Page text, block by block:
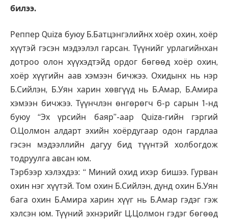
билээ.
Реппер Quiza буюу Б.Батцэнгэлийнх хоёр охин, хоёр
хүүтэй гэсэн мэдээлэл гарсан. Түүнийг урлагийнхан
дотроо олон хүүхэдтэйд ордог бөгөөд хоёр охин,
хоёр хүүгийн аав хэмээн бичжээ. Охидынх нь нэр
Б.Сийлэн, Б.Уян харин хөвгүүд нь Б.Амар, Б.Амира
хэмээн бичжээ. Түүнчлэн өнгөрөгч 6-р сарын 1-нд
буюу “Эх үрсийн баяр”-аар Quiza-гийн гэргий
О.Цолмон алдарт эхийн хоёрдугаар одон гардлаа
гэсэн мэдээллийн дагуу бид түүнтэй холбогдож
тодруулга авсан юм.
Тэрбээр хэлэхдээ: “ Миний охид ихэр бишээ. Гурван
охин нэг хүүтэй. Том охин Б.Сийлэн, дунд охин Б.Уян
бага охин Б.Амира харин хүүг нь Б.Амар гэдэг гэж
хэлсэн юм. Түүний эхнэрийг Ц.Цолмон гэдэг бөгөөд